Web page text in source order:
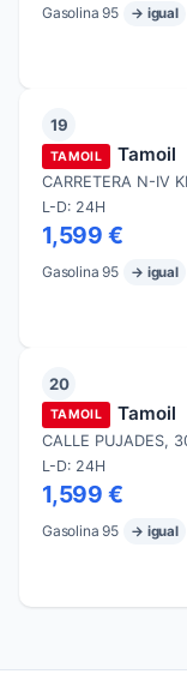
Gasolina 95 → igual
19
TAMOIL Tamoil
CARRETERA N-IV
L-D: 24H
1,599 €
Gasolina 95 → igual
20
TAMOIL Tamoil
CALLE PUJADES,
L-D: 24H
1,599 €
Gasolina 95 → igual